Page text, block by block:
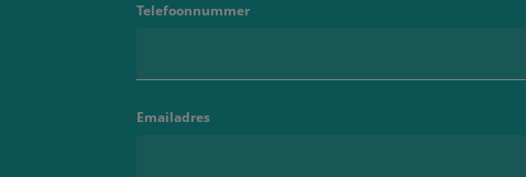
Telefoonnummer
Emailadres